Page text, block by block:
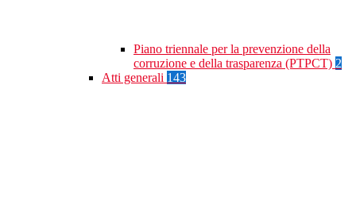
Piano triennale per la prevenzione della
corruzione e della trasparenza (PTPCT) 2
Atti generali 143